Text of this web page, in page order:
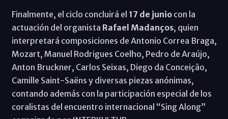
Finalmente, el ciclo concluirá el 17 de juniocon la
actuación del organista Rafael Madanços, quien
interpretará composiciones de Antonio Correa Braga,
Mozart, Manuel Rodrigues Coelho, Pedro de Araújo,
Anton Bruckner, Carlos Seixas, Diego da Conceição,
Camille Saint-Saëns y diversas piezas anónimas,
contando además con la participación especial de los
coralistas del encuentro internacional “Sing Along”